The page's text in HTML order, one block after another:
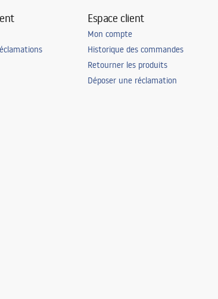
Espace client
Mon compte
Historique des commandes
Retourner les produits
Déposer une réclamation